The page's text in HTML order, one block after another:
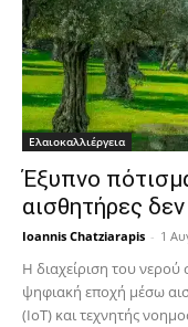
Ελαιοκαλλιέργεια
Έξυπνο
αισθητήρες
Ioannis Chatziarapis - 1
Η διαχείριση του νερού
ψηφιακή εποχή μέσω
(IoT) και τεχνητής